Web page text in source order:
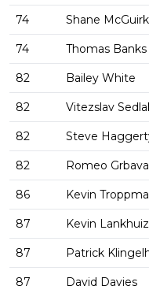
74 Shane McGuirk
74 Thomas Banks
82 Bailey White
82 Vitezslav
82 Steve
82 Romeo
86 Kevin
87 Kevin
87 Patrick
87 David Davies